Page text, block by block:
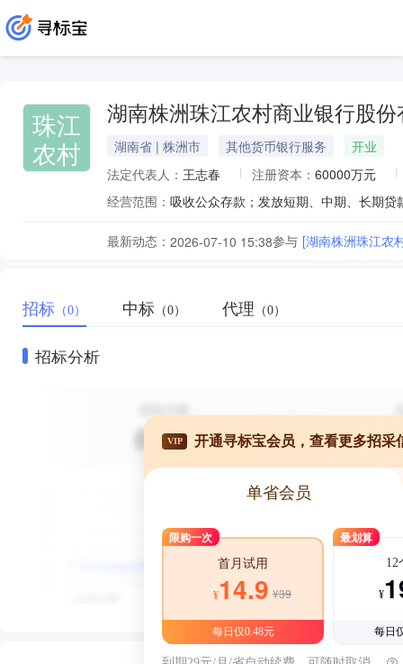
珠江
农村
湖南株洲珠江农村商业银行股份
湖南省 | 株洲市 其他货币银行服务
开业
法定代表人： 王志春 注册资本： 60000万元
经营范围：
最新动态： 2026-07-10 15:38参与 [湖南株洲珠江农
招标 （0） 中标 （0） 代理 （0）
招标分析
VIP 开通寻标宝会员，查看更多招采
单省会员
限购一次
首月试用
¥14.9 ¥39
每日仅0.48元
最划算
12
¥
每日